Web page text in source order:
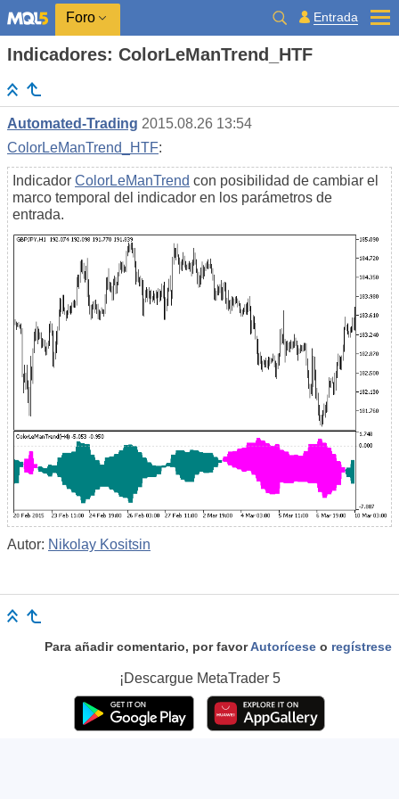
Foro Entrada
Indicadores: ColorLeManTrend_HTF
Automated-Trading 2015.08.26 13:54
ColorLeManTrend_HTF:
Indicador ColorLeManTrend con posibilidad de cambiar el
marco temporal del indicador en los parámetros de
entrada.
Autor: Nikolay Kositsin
Para añadir comentario, por favorAutorícese o regístrese
¡Descargue MetaTrader 5